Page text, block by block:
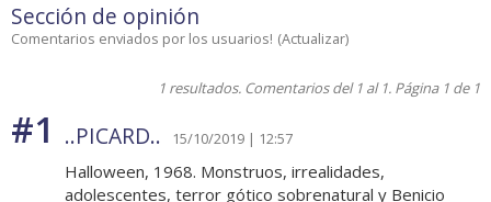
Sección de opinión
Comentarios enviados por los usuarios! (Actualizar)
1 resultados. Comentarios del 1 al 1. Página 1 de 1
#1 ..PICARD.. 15/10/2019 | 12:57
Halloween, 1968. Monstruos, irrealidades,
adolescentes, terror gótico sobrenatural y Benicio